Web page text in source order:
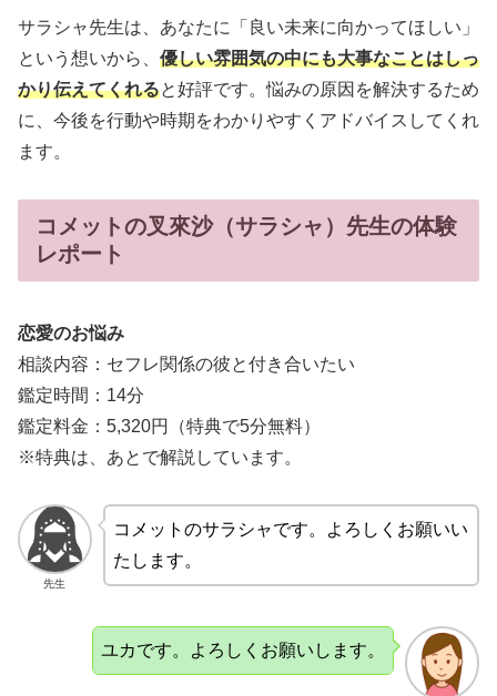
サラシャ先生は、あなたに「良い未来に向かってほしい」
という想いから、 優しい雰囲気の中にも大事なことはしっ
かり伝えてくれると好評です。悩みの原因を解決するため
に、今後を行動や時期をわかりやすくアドバイスしてくれ
ます。
コメットの叉來沙（サラシャ）先生の体験
レポート
恋愛のお悩み
相談内容：セフレ関係の彼と付き合いたい
鑑定時間：14分
鑑定料金：5,320円（特典で5分無料）
※特典は、あとで解説しています。
先生
コメットのサラシャです。よろしくお願いい
たします。
ユカです。よろしくお願いします。